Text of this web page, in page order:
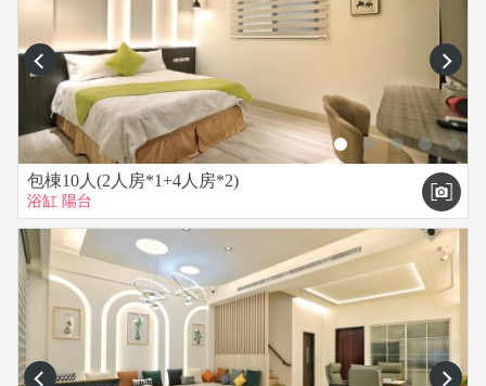
＊請勿使用煙火等危險物品，館內嚴禁酗酒、毒品、轟趴，如
經發現一定報警處理。
【民宿貼心準備】
1.民宿提供泡麵、餅乾招待。
2.客廳提供電動麻將。
3.廚房開放使用，提供鍋子、碗筷、盤子、RO飲水機、冰箱、
微波爐、奶瓶消毒鍋。
4.前庭提供烤肉設備、戲水池。
prev next
包棟10人(2人房*1+4人房*2)
浴缸 陽台
prev next